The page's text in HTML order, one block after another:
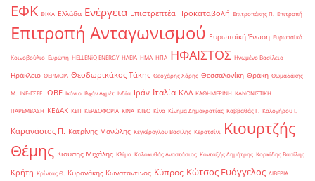
ΕΦΚ ΕΦΚΑ Ελλάδα Ενέργεια Επιστρεπτέα Προκαταβολή Επιτροπάκης Π. Επιτροπή
Επιτροπή Ανταγωνισμού Ευρωπαϊκή Ένωση Ευρωπαϊκό
Κοινοβούλιο Ευρώπη ΗELLENiQ ENERGY ΗΛΕΙΑ ΗΜΑ ΗΠΑ ΗΦΑΙΣΤΟΣ Ηνωμένο Βασίλειο
Ηράκλειο ΘΕΡΜΟΙΛ Θεοδωρικάκος Τάκης Θεοχάρης Χάρης Θεσσαλονίκη Θράκη Θωμαδάκης
Μ. ΙΝΕ-ΓΣΕΕ ΙΟΒΕ Ικόνιο Ιλχάν Αχμέτ Ινδία Ιράν Ιταλία ΚΑΔ ΚΑΘΗΜΕΡΙΝΗ ΚΑΝΟΝΙΣΤΙΚΗ
ΠΑΡΕΜΒΑΣΗ ΚΕΔΑΚ ΚΕΠ ΚΕΡΔΟΦΟΡΙΑ ΚΙΝΑ ΚΤΕΟ Κίνα Κίνημα Δημοκρατίας Καββαθάς Γ. Καλογήρου Ι.
Καρανάσιος Π. Κατρίνης Μανώλης Κεγκέρογλου Βασίλης Κερατσίνι
Κιουρτζής
Θέμης Κιούσης Μιχάλης Κλίμα Κολοκυθάς Αναστάσιος Κονταξής Δημήτρης Κορκίδης Βασίλης
Κρήτη Κρίντας Θ. Κυρανάκης Κωνσταντίνος Κύπρος Κώτσος Ευάγγελος ΛΙΒΕΡΙΑ